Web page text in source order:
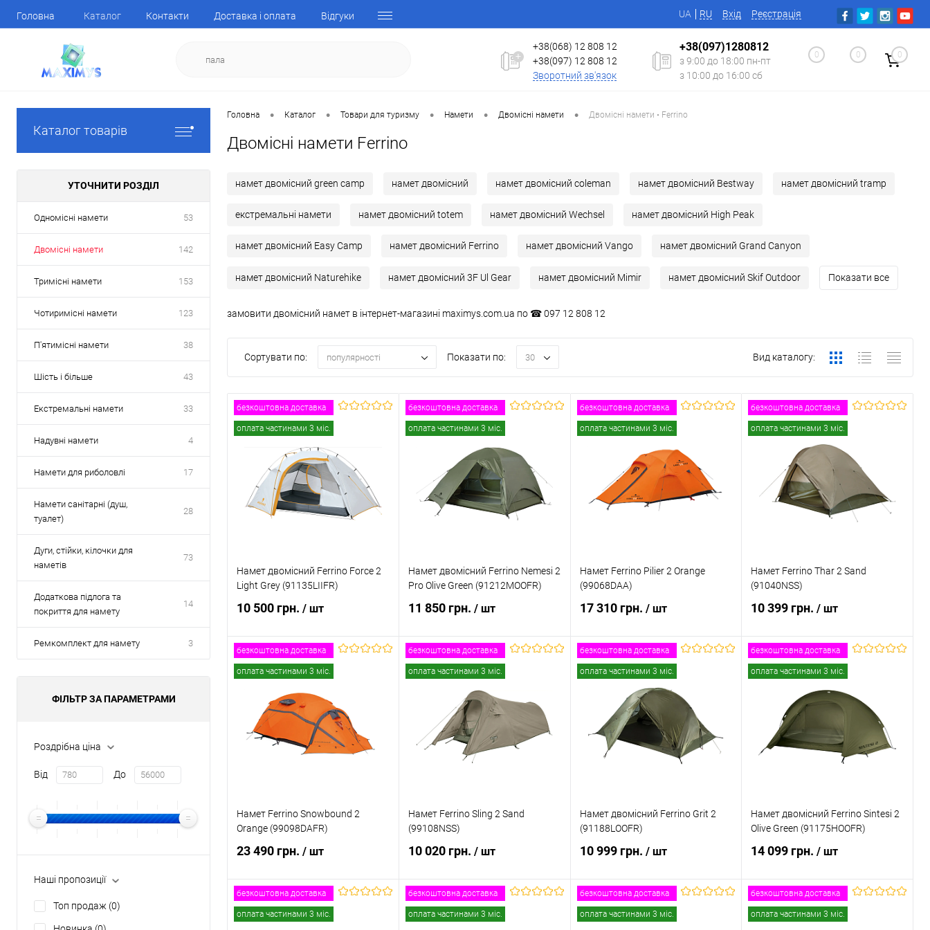
Головна Каталог Контакти Доставка і оплата Відгуки UA RU Вхід Реєстрація
+38(068) 12 808 12
+38(097) 12 808 12
Зворотний зв'язок
+38(097)1280812
з 9:00 до 18:00 пн-пт
з 10:00 до 16:00 сб
0 0 0
Каталог товарів
УТОЧНИТИ РОЗДІЛ
Одномісні намети 53
Двомісні намети 142
Тримісні намети 153
Чотиримісні намети 123
П'ятимісні намети 38
Шість і більше 43
Екстремальні намети 33
Надувні намети 4
Намети для риболовлі 17
Намети санітарні (душ,
туалет)
28
Дуги, стійки, кілочки для
наметів
73
Додаткова підлога та
покриття для намету
14
Ремкомплект для намету 3
ФІЛЬТР ЗА ПАРАМЕТРАМИ
Роздрібна ціна
Від До
Наші пропозиції
Топ продаж (0)
Головна • Каталог • Товари для туризму • Намети • Двомісні намети • Двомісні намети • Ferrino
Двомісні намети Ferrino
намет двомісний green camp намет двомісний намет двомісний coleman намет двомісний Bestway намет двомісний tramp
екстремальні намети намет двомісний totem намет двомісний Wechsel намет двомісний High Peak
намет двомісний Easy Camp намет двомісний Ferrino намет двомісний Vango намет двомісний Grand Canyon
намет двомісний Naturehike намет двомісний 3F Ul Gear намет двомісний Mimir намет двомісний Skif Outdoor Показати все
замовити двомісний намет в інтернет-магазині maximys.com.ua по ☎ 097 12 808 12
Сортувати по: популярності Показати по: 30 Вид каталогу:
безкоштовна доставка
оплата частинами 3 міс.
Намет двомісний Ferrino Force 2
Light Grey (91135LIIFR)
10 500 грн. / шт
Повідомити про наявність
Купити в 1 клік
В обране Недоступно
безкоштовна доставка
оплата частинами 3 міс.
Намет двомісний Ferrino Nemesi 2
Pro Olive Green (91212MOOFR)
11 850 грн. / шт
Повідомити про наявність
Купити в 1 клік Порівняння
В обране Недоступно
безкоштовна доставка
оплата частинами 3 міс.
Намет Ferrino Pilier 2 Orange
(99068DAA)
17 310 грн. / шт
Повідомити про наявність
Купити в 1 клік Порівняння
В обране Недоступно
безкоштовна доставка
оплата частинами 3 міс.
Намет Ferrino Thar 2 Sand
(91040NSS)
10 399 грн./ шт
Повідомити про наявність
Купити в 1 клік Порівняння
В обране Недоступно
безкоштовна доставка
оплата частинами 3 міс.
Намет Ferrino Snowbound 2
Orange (99098DAFR)
23 490 грн. / шт
Повідомити про наявність
безкоштовна доставка
оплата частинами 3 міс.
Намет Ferrino Sling 2 Sand
(99108NSS)
10 020 грн. / шт
Повідомити про наявність
безкоштовна доставка
оплата частинами 3 міс.
Намет двомісний Ferrino Grit 2
(91188LOOFR)
10 999 грн. / шт
Повідомити про наявність
безкоштовна доставка
оплата частинами 3 міс.
Намет двомісний Ferrino Sintesi 2
Olive Green (91175HOOFR)
14 099 грн./ шт
Повідомити про наявність
безкоштовна доставка
оплата частинами 3 міс.
безкоштовна доставка
оплата частинами 3 міс.
безкоштовна доставка
оплата частинами 3 міс.
безкоштовна доставка
оплата частинами 3 міс.